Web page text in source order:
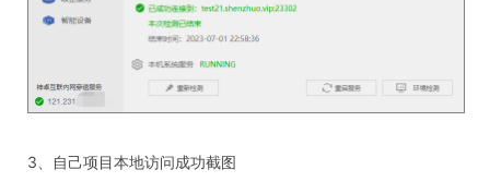
3、自己项目本地访问成功截图